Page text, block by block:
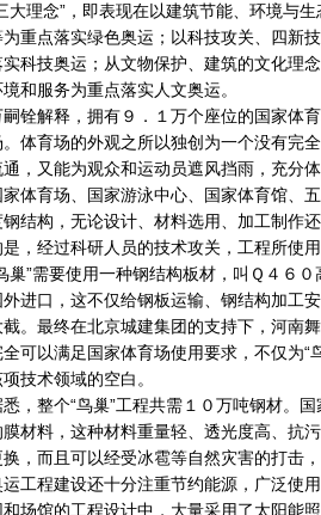
大理念”，即表现在以建筑节能、环境与
重点落实绿色奥运；以科技攻关、四新
科技奥运；从文物保护、建筑的文化理
和服务为重点落实人文奥运。
解释，拥有９．１万个座位的国家体育
体育场的外观之所以独创为一个没有完
通，又能为观众和运动员遮风挡雨，充分
育场、国家游泳中心、国家体育馆、五
钢结构，无论设计、材料选用、加工制作
是，经过科研人员的技术攻关，工程所使
巢”需要使用一种钢结构板材，叫Ｑ４６
进口，这不仅给钢板运输、钢结构加工
。最终在北京城建集团的支持下，河南
可以满足国家体育场使用要求，不仅为“
技术领域的空白。
整个“鸟巢”工程共需１０万吨钢材。国
材料，这种材料重量轻、透光度高、抗
，而且可以经受冰雹等自然灾害的打击
程建设还十分注重节约能源，广泛使用
场馆的工程设计中，大量采用了太阳能